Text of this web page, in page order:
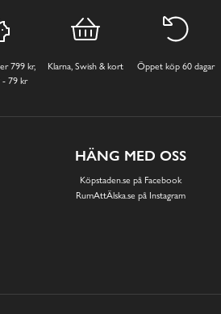
799 kr,
- 79 kr
Klarna, Swish & kort Öppet köp 60 dagar
HÄNG MED OSS
Köpstaden.se på Facebook
RumAttÄlska.se på Instagram